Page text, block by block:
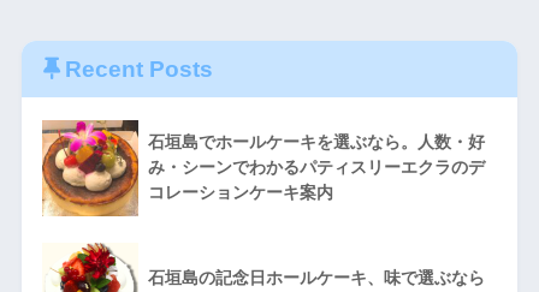
Recent Posts
石垣島でホールケーキを選ぶなら。人数・好
み・シーンでわかるパティスリーエクラのデ
コレーションケーキ案内
石垣島の記念日ホールケーキ、味で選ぶなら